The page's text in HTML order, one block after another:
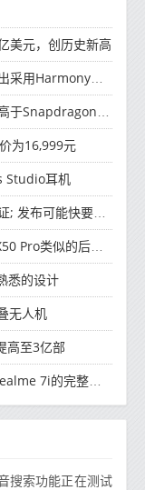
美元，创历史新高
2.0的智能家居产品
765G
为16,999元
Studio耳机
可能快要结束了
类似的后部设计
悉的设计
无人机
高至3亿部
整规格并导致泄漏
搜索功能正在测试